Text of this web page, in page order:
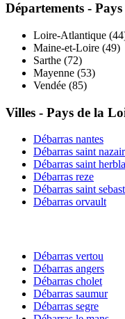
Départements -
Loire-Atlantique (44
Maine-et-Loire (49)
Sarthe (72)
Mayenne (53)
Vendée (85)
Villes - Pays de la
Débarras nantes
Débarras saint
Débarras saint
Débarras reze
Débarras saint
Débarras orvault
Débarras vertou
Débarras angers
Débarras cholet
Débarras saumur
Débarras segre